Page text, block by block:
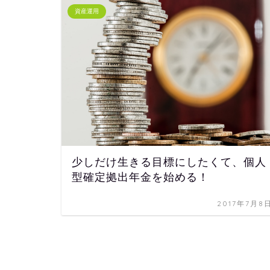
資産運用
少しだけ生きる目標にしたくて、個人
型確定拠出年金を始める！
2017年7月8